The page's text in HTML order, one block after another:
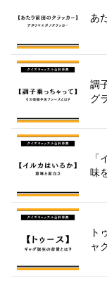
あ
調
グ
味
ト
ャ